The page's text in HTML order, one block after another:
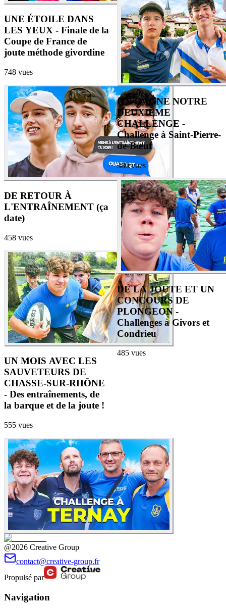
UNE ÉTOILE DANS
LES YEUX - Finale de la
Coupe de France de
joute méthode givordine
748 vues
DE RETOUR À
L'ENTRAÎNEMENT (ça
date)
458 vues
UN MOIS AVEC LES
SAUVETEURS DE
CHASSE-SUR-RHÔNE
- Des entraînements, de
la barque et de la joute !
555 vues
ON GAGNE NOTRE
DEUXIÈME
CHALLENGE -
Challenge à Saint-Pierre-
de-Bœuf
380 vues
DE LA JOUTE ET UN
CONCOURS DE
PLONGEON -
Challenges à Givors et
Condrieu
485 vues
@2026 Creative Group
contact@creative-group.fr
Propulsé par
Navigation